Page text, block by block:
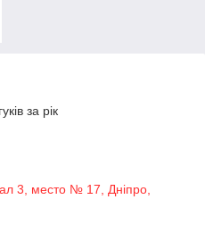
за рік
3, место № 17, Дніпро,